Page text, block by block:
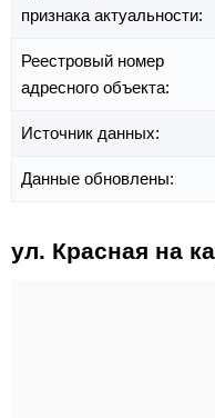
признака актуальности:
Реестровый номер
адресного объекта:
Источник данных:
Данные обновлены:
ул. Красная на